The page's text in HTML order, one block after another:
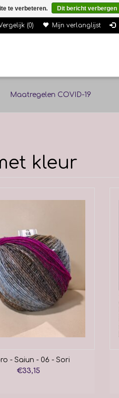
(0) Mijn verlanglijst
Maatregelen COVID-19
kleur
- Saiun - 06 - Sori
€33,15
te verbeteren. Dit bericht verbergen